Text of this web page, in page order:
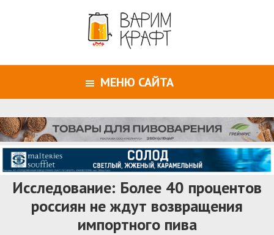
МЕНЮ САЙТА
Исследование: Более 40 процентов
россиян не ждут возвращения
импортного пива